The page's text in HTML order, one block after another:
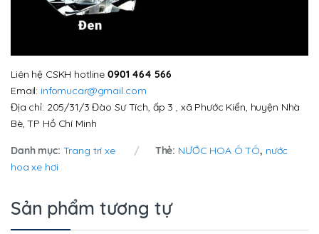
Liên hệ CSKH hotline0901 464 566
Email: infomucar@gmail.com
Địa chỉ: 205/31/3 Đào Sư Tích, ấp 3 , xã Phước Kiển, huyện Nhà
Bè, TP Hồ Chí Minh
Danh mục: Trang trí xe Thẻ: NƯỚC HOA Ô TÔ, nước
hoa xe hơi
Sản phẩm tương tự